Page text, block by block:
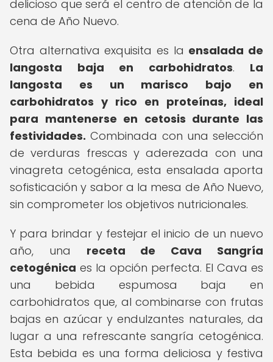
delicioso que será el centro de atención de la
cena de Año Nuevo.
Otra alternativa exquisita es la ensalada de
langosta baja en carbohidratos. La
langosta es un marisco bajo en
carbohidratos y rico en proteínas, ideal
para mantenerse en cetosis durante las
festividades. Combinada con una selección
de verduras frescas y aderezada con una
vinagreta cetogénica, esta ensalada aporta
sofisticación y sabor a la mesa de Año Nuevo,
sin comprometer los objetivos nutricionales.
Y para brindar y festejar el inicio de un nuevo
año, una receta de Cava Sangría
cetogénica es la opción perfecta. El Cava es
una bebida espumosa baja en
carbohidratos que, al combinarse con frutas
bajas en azúcar y endulzantes naturales, da
lugar a una refrescante sangría cetogénica.
Esta bebida es una forma deliciosa y festiva